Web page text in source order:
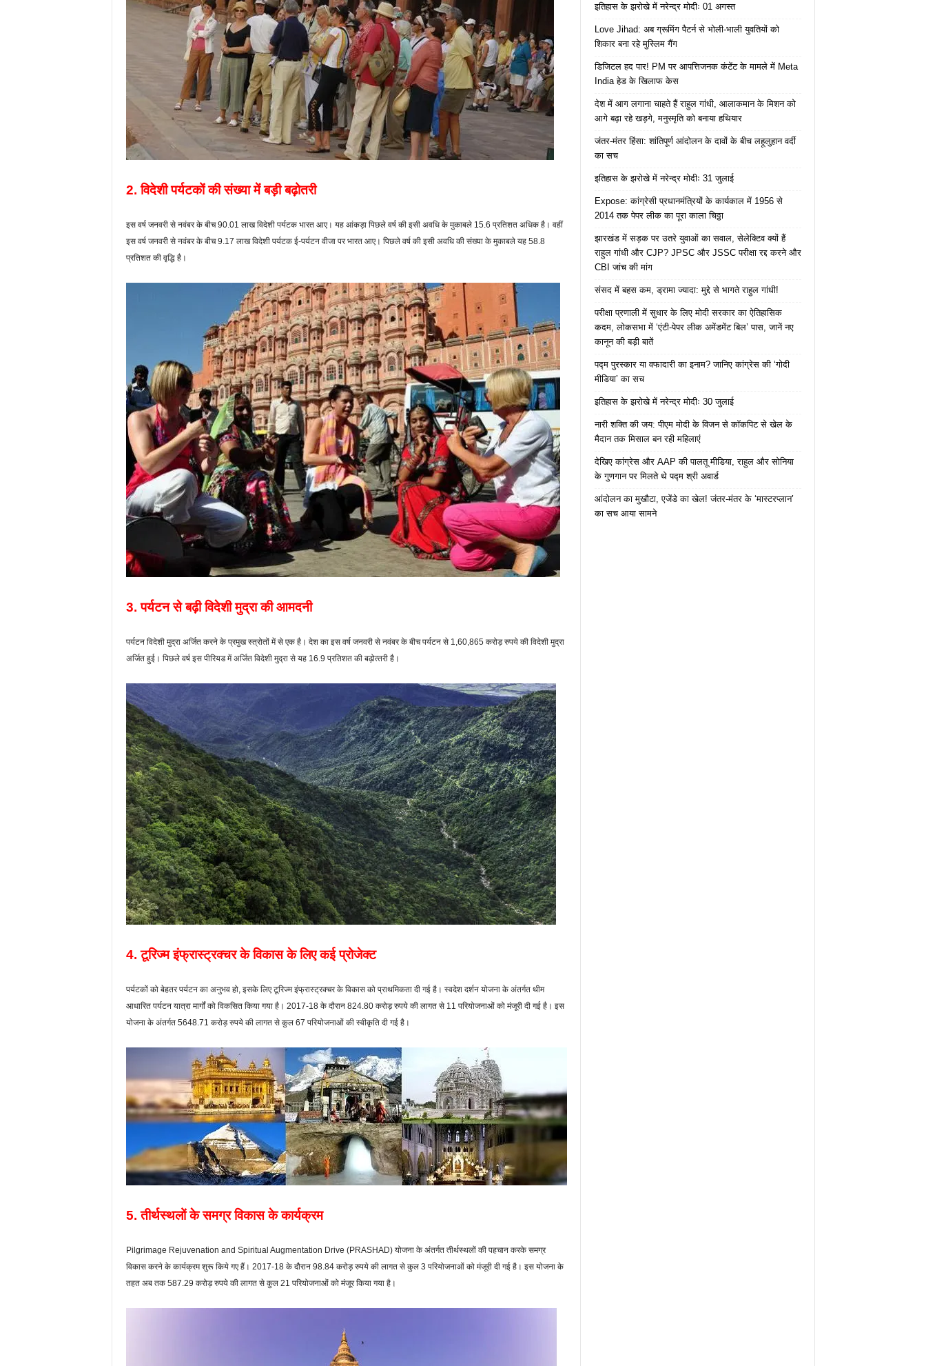
2. विदेशी पर्यटकों की संख्या में बड़ी बढ़ोतरी
इस वर्ष जनवरी से नवंबर के बीच 90.01 लाख विदेशी पर्यटक भारत आए। यह आंकड़ा पिछले वर्ष की इसी अवधि के मुकाबले 15.6 प्रतिशत अधिक है। वहीं
इस वर्ष जनवरी से नवंबर के बीच 9.17 लाख विदेशी पर्यटक ई-पर्यटन वीजा पर भारत आए। पिछले वर्ष की इसी अवधि की संख्या के मुकाबले यह 58.8
प्रतिशत की वृद्धि है।
3. पर्यटन से बढ़ी विदेशी मुद्रा की आमदनी
पर्यटन विदेशी मुद्रा अर्जित करने के प्रमुख स्त्रोतों में से एक है। देश का इस वर्ष जनवरी से नवंबर के बीच पर्यटन से 1,60,865 करोड़ रुपये की विदेशी मुद्रा
अर्जित हुई। पिछले वर्ष इस पीरियड में अर्जित विदेशी मुद्रा से यह 16.9 प्रतिशत की बढ़ोत्‍तरी है।
4. टूरिज्म इंफ्रास्ट्रक्चर के विकास के लिए कई प्रोजेक्ट
पर्यटकों को बेहतर पर्यटन का अनुभव हो, इसके लिए टूरिज्म इंफ्रास्ट्रक्चर के विकास को प्राथमिकता दी गई है। स्‍वदेश दर्शन योजना के अंतर्गत थीम
आधारित पर्यटन यात्रा मार्गों को विकसित किया गया है। 2017-18 के दौरान 824.80 करोड़ रुपये की लागत से 11 परियोजनाओं को मंजूरी दी गई है। इस
योजना के अंतर्गत 5648.71 करोड़ रुपये की लागत से कुल 67 परियोजनाओं की स्‍वीकृति दी गई है।
5. तीर्थस्थलों के समग्र विकास के कार्यक्रम
Pilgrimage Rejuvenation and Spiritual Augmentation Drive (PRASHAD) योजना के अंतर्गत तीर्थस्‍थलों की पहचान करके समग्र
विकास करने के कार्यक्रम शुरू किये गए हैं। 2017-18 के दौरान 98.84 करोड़ रुपये की लागत से कुल 3 परियोजनाओं को मंजूरी दी गई है। इस योजना के
तहत अब तक 587.29 करोड़ रुपये की लागत से कुल 21 परियोजनाओं को मंजूर किया गया है।
इतिहास के झरोखे में नरेन्द्र मोदीः 01 अगस्त
Love Jihad: अब ग्रूमिंग पैटर्न से भोली-भाली युवतियों को
शिकार बना रहे मुस्लिम गैंग
डिजिटल हद पार! PM पर आपत्तिजनक कंटेंट के मामले में Meta
India हेड के खिलाफ केस
देश में आग लगाना चाहते हैं राहुल गांधी, आलाकमान के मिशन को
आगे बढ़ा रहे खड़गे, मनुस्मृति को बनाया हथियार
जंतर-मंतर हिंसा: शांतिपूर्ण आंदोलन के दावों के बीच लहूलुहान वर्दी
का सच
इतिहास के झरोखे में नरेन्द्र मोदीः 31 जुलाई
Expose: कांग्रेसी प्रधानमंत्रियों के कार्यकाल में 1956 से
2014 तक पेपर लीक का पूरा काला चिठ्ठा
झारखंड में सड़क पर उतरे युवाओं का सवाल, सेलेक्टिव क्यों हैं
राहुल गांधी और CJP? JPSC और JSSC परीक्षा रद्द करने और
CBI जांच की मांग
संसद में बहस कम, ड्रामा ज्यादा: मुद्दे से भागते राहुल गांधी!
परीक्षा प्रणाली में सुधार के लिए मोदी सरकार का ऐतिहासिक
कदम, लोकसभा में ‘एंटी-पेपर लीक अमेंडमेंट बिल’ पास, जानें नए
कानून की बड़ी बातें
पद्म पुरस्कार या वफादारी का इनाम? जानिए कांग्रेस की ‘गोदी
मीडिया’ का सच
इतिहास के झरोखे में नरेन्द्र मोदीः 30 जुलाई
नारी शक्ति की जय: पीएम मोदी के विजन से कॉकपिट से खेल के
मैदान तक मिसाल बन रही महिलाएं
देखिए कांग्रेस और AAP की पालतू मीडिया, राहुल और सोनिया
के गुणगान पर मिलते थे पद्म श्री अवार्ड
आंदोलन का मुखौटा, एजेंडे का खेल! जंतर-मंतर के ‘मास्टरप्लान’
का सच आया सामने